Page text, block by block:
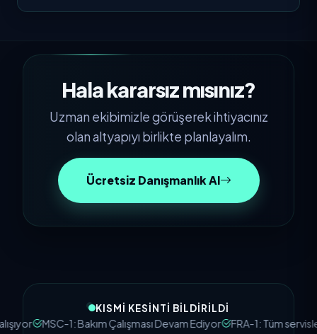
Hala kararsız mısınız?
Uzman ekibimizle görüşerek ihtiyacınız
olan altyapıyı birlikte planlayalım.
Ücretsiz Danışmanlık Al
KISMI KESINTI BILDIRILDI
MSC-1: Bakım Çalışması Devam Ediyor FRA-1: Tüm servisler